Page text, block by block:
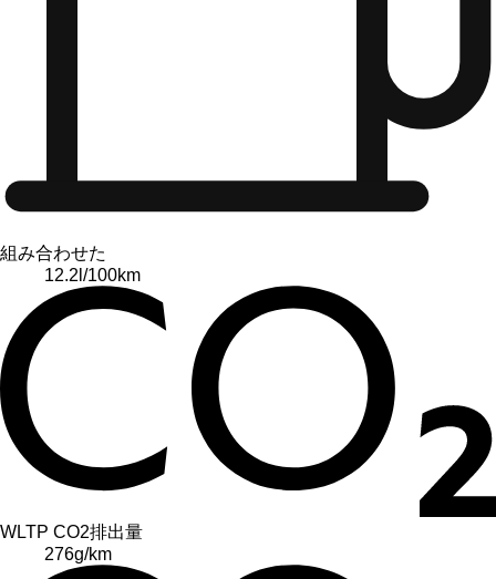
組み合わせた
12.2 l/100km
WLTP CO2排出量
276g/km